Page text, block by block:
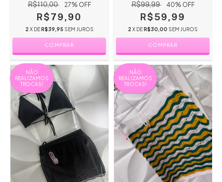
R$110,00 27% OFF
R$79,90
2 X DE R$39,95 SEM JUROS
COMPRAR
R$99,99 40% OFF
R$59,99
2 X DE R$30,00 SEM JUROS
COMPRAR
NÃO
REALIZAMOS
TROCAS!
NÃO
REALIZAMOS
TROCAS!